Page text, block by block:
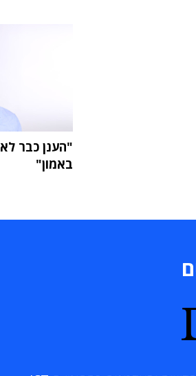
"הענן כבר
באמון"